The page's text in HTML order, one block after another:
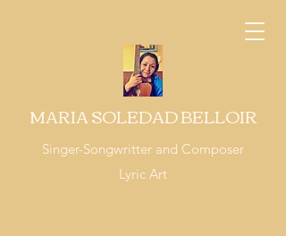
MARIA SOLEDAD BELLOIR
Singer-Songwritter and Composer
Lyric Art